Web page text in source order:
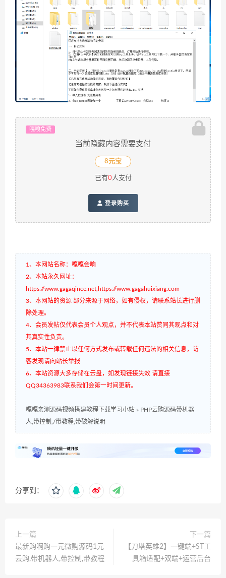
嘎嘎免费
当前隐藏内容需要支付
8元宝
已有0人支付
登录购买
1、本网站名称：嘎嘎会响
2、本站永久网址：
https://www.gagaqince.net,https://www.gagahuixiang.com
3、本网站的资源 部分来源于网络，如有侵权，请联系站长进行删
除处理。
4、会员发帖仅代表会员个人观点，并不代表本站赞同其观点和对
其真实性负责。
5、本站一律禁止以任何方式发布或转载任何违法的相关信息，访
客发现请向站长举报
6、本站资源大多存储在云盘，如发现链接失效 请直接
QQ34363983联系我们会第一时间更新。
嘎嘎亲测源码视频搭建教程下载学习小站 » PHP云购源码带机器
人,带控制,/带教程,带破解说明
分享到：
上一篇
最新购啊购一元微购源码1元
云购,带机器人,带控制,带教程
下一篇
【刀塔英雄2】一键端+ST工
具箱适配+双端+运营后台